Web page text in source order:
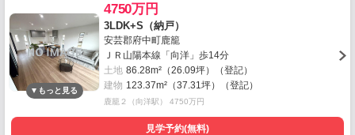
4750万円
3LDK+S（納戸）
安芸郡府中町鹿籠
ＪＲ山陽本線「向洋」歩14分
土地 86.28m²（26.09坪）（登記）
建物 123.37m²（37.31坪）（登記）
鹿籠２（向洋駅） 4750万円
見学予約(無料)